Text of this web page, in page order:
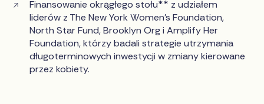
Finansowanie okrągłego stołu** z udziałem
liderów z The New York Women's Foundation,
North Star Fund, Brooklyn Org i Amplify Her
Foundation, którzy badali strategie utrzymania
długoterminowych inwestycji w zmiany kierowane
przez kobiety.